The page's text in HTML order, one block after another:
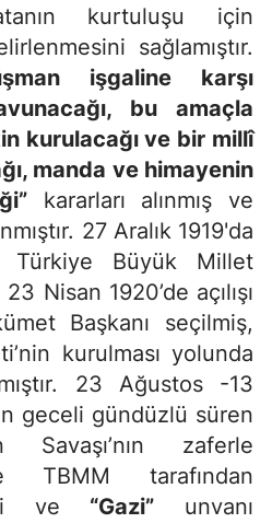
kurtuluşu için
sağlamıştır.
işgaline karşı
bu amaçla
kurulacağı ve bir millî
manda ve himayenin
kararları alınmış ve
27 Aralık 1919'da
Türkiye Büyük Millet
Nisan 1920’de açılışı
Başkanı seçilmiş,
kurulması yolunda
23 Ağustos -13
geceli gündüzlü süren
Savaşı’nın zaferle
TBMM tarafından
ve “Gazi” unvanı